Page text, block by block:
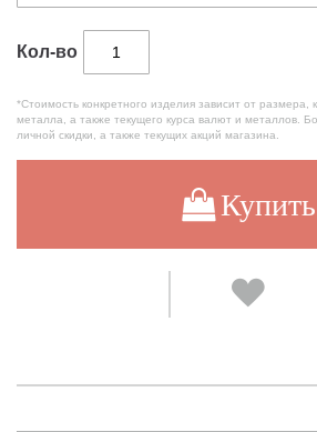
Кол-во
*Стоимость конкретного изделия зависит от размера,
металла, а также текущего курса валют и металлов.
личной скидки, а также текущих акций магазина.
Купить